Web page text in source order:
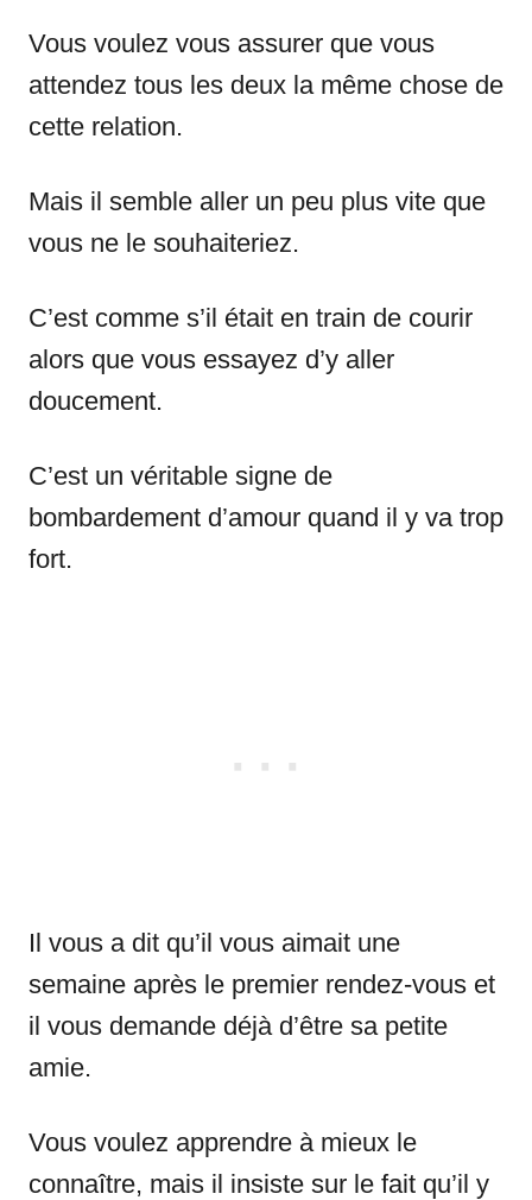
Vous voulez vous assurer que vous
attendez tous les deux la même chose de
cette relation.
Mais il semble aller un peu plus vite que
vous ne le souhaiteriez.
C’est comme s’il était en train de courir
alors que vous essayez d’y aller
doucement.
C’est un véritable signe de
bombardement d’amour quand il y va trop
fort.
Il vous a dit qu’il vous aimait une
semaine après le premier rendez-vous et
il vous demande déjà d’être sa petite
amie.
Vous voulez apprendre à mieux le
connaître, mais il insiste sur le fait qu’il y